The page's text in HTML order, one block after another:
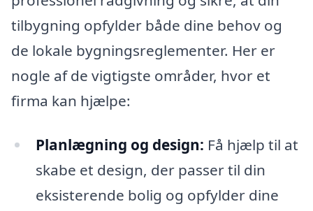
tilbygning opfylder både dine behov og
de lokale bygningsreglementer. Her er
nogle af de vigtigste områder, hvor et
firma kan hjælpe:
Planlægning og design: Få hjælp til at
skabe et design, der passer til din
eksisterende bolig og opfylder dine